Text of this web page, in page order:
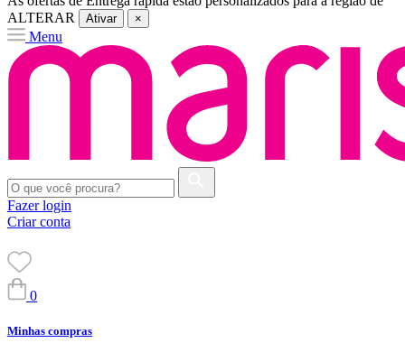
ALTERAR
Ativar ×
Menu
Fazer login
Criar conta
0
Minhas compras